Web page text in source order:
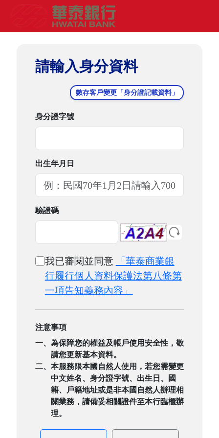
請輸入身分資料
數存客戶變更「身分證記載資料」
身分證字號
出生年月日
驗證碼
我已審閱並同意
「華泰商業銀
行履行個人資料保護法第八條第
一項告知義務內容」
注意事項
一、為保障您的權益及帳戶使用安全性，敬
請您更新基本資料。
二、本服務限本國自然人使用，若您需變更
中文姓名、身分證字號、出生日、國
籍、戶籍地址或是非本國自然人辦理相
關業務，請備妥相關證件至本行臨櫃辦
理。